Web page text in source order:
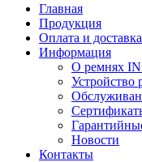
Главная
Продукция
Оплата и доставка
Информация
О ремнях
Устройство
Новости
Контакты